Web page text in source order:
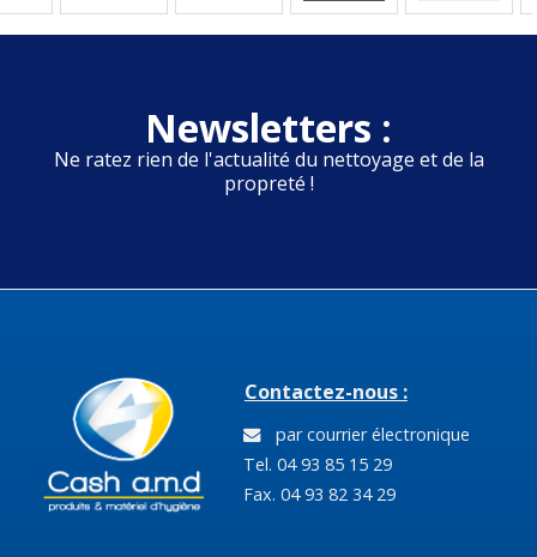
Newsletters :
Ne ratez rien de l'actualité du nettoyage et de la
propreté !
Contactez-nous :
par courrier électronique
Tel. 04 93 85 15 29
Fax. 04 93 82 34 29